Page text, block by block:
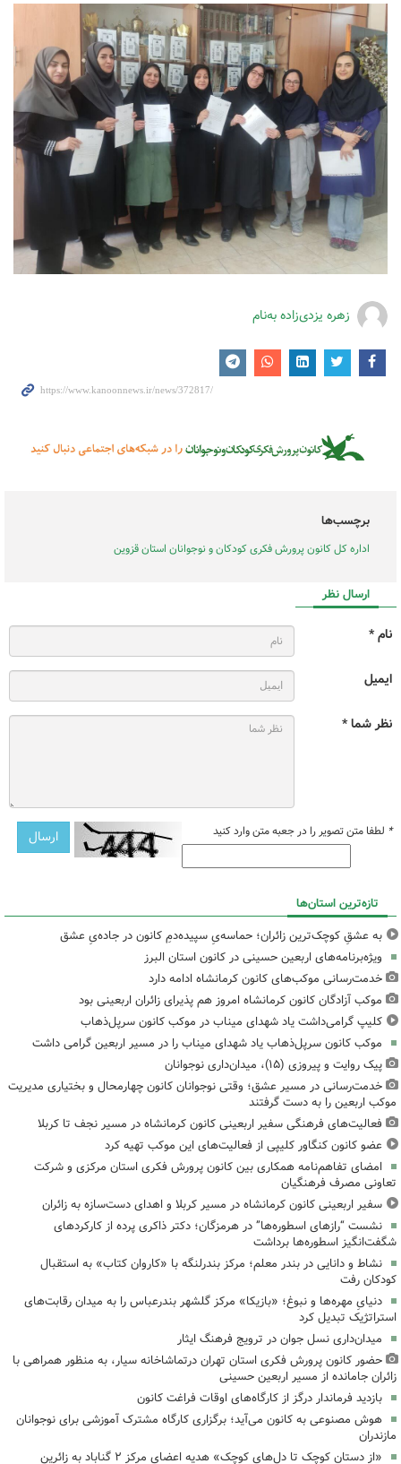
زهره یزدی‌زاده به‌نام
برچسب‌ها
اداره کل کانون پرورش فکری کودکان و نوجوانان استان قزوین
ارسال نظر
نام *
ایمیل
نظر شما *
* لطفا متن تصویر را در جعبه متن وارد کنید
تازه‌ترین استان‌ها
به عشقِ کوچک‌ترین زائران؛ حماسه‌یِ سپیده‌دمِ کانون در جاده‌یِ عشق
ویژه‌برنامه‌های اربعین حسینی در کانون استان البرز
خدمت‌رسانی موکب‌های کانون کرمانشاه ادامه دارد
موکب آزادگان کانون کرمانشاه امروز هم پذیرای زائران اربعینی بود
کلیپ گرامی‌داشت یاد شهدای میناب در موکب کانون سرپل‌ذهاب
موکب کانون سرپل‌ذهاب یاد شهدای میناب را در مسیر اربعین گرامی داشت
پیک روایت و پیروزی (۱۵)، میدان‌داری نوجوانان
خدمت‌رسانی در مسیر عشق؛ وقتی نوجوانان کانون چهارمحال و بختیاری مدیریت
موکب اربعین را به دست گرفتند
فعالیت‌های فرهنگی سفیر اربعینی کانون کرمانشاه در مسیر نجف تا کربلا
عضو کانون کنگاور کلیپی از فعالیت‌های این موکب تهیه کرد
امضای تفاهم‌نامه همکاری بین کانون پرورش فکری استان مرکزی و شرکت
تعاونی مصرف فرهنگیان
سفیر اربعینی کانون کرمانشاه در مسیر کربلا و اهدای دست‌سازه به زائران
نشست “رازهای اسطوره‌ها” در هرمزگان؛ دکتر ذاکری پرده از کارکردهای
شگفت‌انگیز اسطوره‌ها برداشت
نشاط و دانایی در بندر معلم؛ مرکز بندرلنگه با «کاروان کتاب» به استقبال
کودکان رفت
دنیایِ مهره‌ها و نبوغ؛ «بازیکا» مرکز گلشهر بندرعباس را به میدان رقابت‌های
استراتژیک تبدیل کرد
میدان‌داری نسل جوان در ترویج فرهنگ ایثار
حضور کانون پرورش فکری استان تهران درتماشاخانه سیار، به منظور همراهی با
زائران جامانده از مسیر اربعین حسینی
بازدید فرماندار درگز از کارگاه‌های اوقات فراغت کانون
هوش مصنوعی به کانون می‌آید؛ برگزاری کارگاه مشترک آموزشی برای نوجوانان
مازندران
«از دستان کوچک تا دل‌های کوچک» هدیه اعضای مرکز ۲ گناباد به زائرین